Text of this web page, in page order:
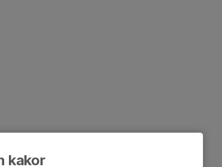
kakor